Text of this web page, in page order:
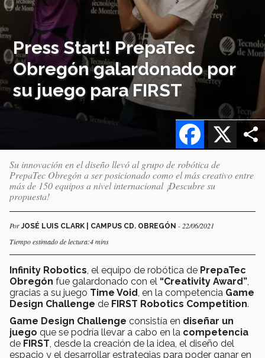
Press Start! PrepaTec
Obregón galardonado por
su juego para FIRST
X
Facebook
Su innovación en el diseño llevó al grupo de robótica de
PrepaTec Obregón a ser posicionado como el más creativo entre
más de 150 equipos a nivel internacional ¡Descubre su
propuesta!
PorJOSÉ LUIS CLARK | CAMPUS CD. OBREGÓN - 22/06/2021
Tiempo estimado de lectura:4 mins
Infinity Robotics , el equipo de robótica de PrepaTec
Obregón fue galardonado con el “Creativity Award”
gracias a su juego Time Void , en la competencia Game
Design Challenge de FIRST Robotics Competition.
Game Design Challenge consistía en diseñar un
juego que se podría llevar a cabo en la competencia
de FIRST , desde la creación de la idea, el diseño del
espacio y el desarrollar estrategias para poder ganar en